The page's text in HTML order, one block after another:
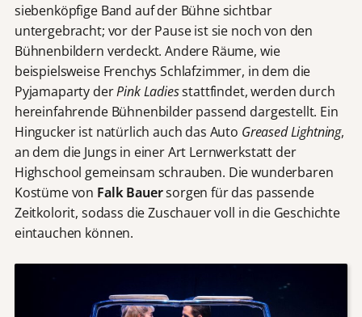
siebenköpfige Band auf der Bühne sichtbar
untergebracht; vor der Pause ist sie noch von den
Bühnenbildern verdeckt. Andere Räume, wie
beispielsweise Frenchys Schlafzimmer, in dem die
Pyjamaparty derPink Ladiesstattfindet, werden durch
hereinfahrende Bühnenbilder passend dargestellt. Ein
Hingucker ist natürlich auch das Auto Greased Lightning,
an dem die Jungs in einer Art Lernwerkstatt der
Highschool gemeinsam schrauben. Die wunderbaren
Kostüme von Falk Bauersorgen für das passende
Zeitkolorit, sodass die Zuschauer voll in die Geschichte
eintauchen können.